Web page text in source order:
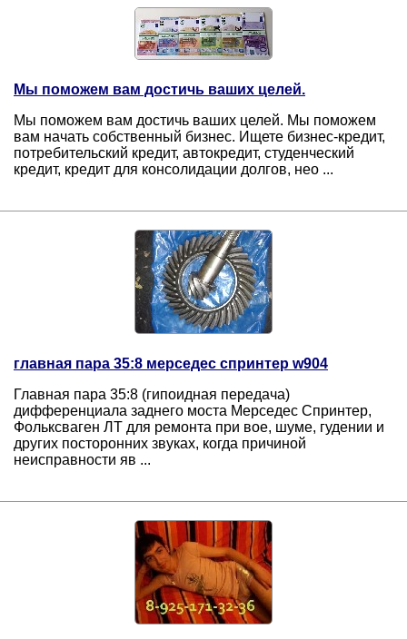
Мы поможем вам достичь ваших целей.
Мы поможем вам достичь ваших целей. Мы поможем
вам начать собственный бизнес. Ищете бизнес-кредит,
потребительский кредит, автокредит, студенческий
кредит, кредит для консолидации долгов, нео ...
главная пара 35:8 мерседес спринтер w904
Главная пара 35:8 (гипоидная передача)
дифференциала заднего моста Mерседес Спринтер,
Фольксваген ЛТ для ремонта при вое, шуме, гудении и
других посторонних звуках, когда причиной
неисправности яв ...